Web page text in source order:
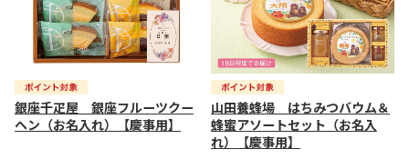
銀座千疋屋 銀座フルーツクー
ヘン（お名入れ）【慶事用】
山田養蜂場 はちみつバウム＆
蜂蜜アソートセット（お名入
れ）【慶事用】